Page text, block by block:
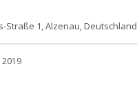
Straße 1, Alzenau, Deutschland